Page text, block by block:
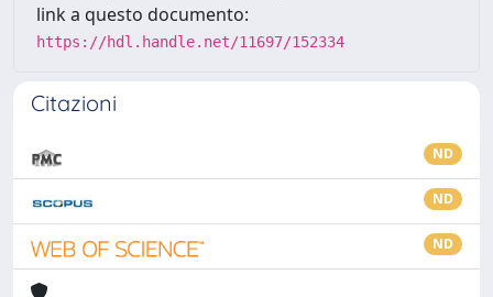
link a questo documento:
https://hdl.handle.net/11697/152334
Citazioni
ND
ND
ND